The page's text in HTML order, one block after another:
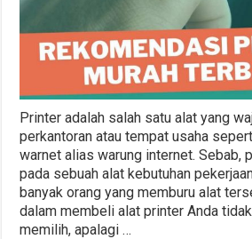
Printer adalah salah satu alat yang
perkantoran atau tempat usaha
warnet alias warung internet. Sebab,
pada sebuah alat kebutuhan
banyak orang yang memburu alat
dalam membeli alat printer Anda
memilih, apalagi …